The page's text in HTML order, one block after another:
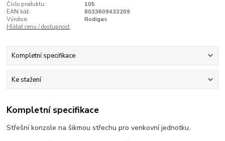
Číslo produktu:
105
EAN kód:
8033609433209
Výrobce:
Rodigas
Hlídat cenu / dostupnost
Kompletní specifikace
Ke stažení
Kompletní specifikace
Střešní konzole na šikmou střechu pro venkovní jednotku.